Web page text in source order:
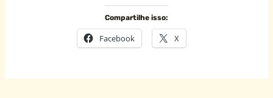
Compartilhe isso:
Facebook X